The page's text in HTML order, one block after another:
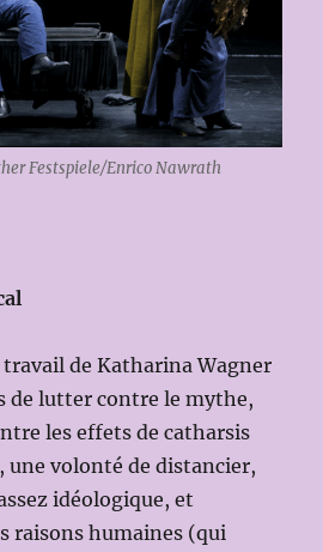
Festspiele/Enrico Nawrath
travail de Katharina Wagner
de lutter contre le mythe,
les effets de catharsis
une volonté de distancier,
idéologique, et
raisons humaines (qui